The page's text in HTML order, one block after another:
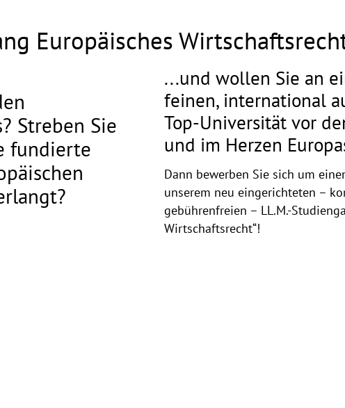
Europäisches
Streben Sie
fundierte
...und wollen Sie an
feinen, international
Top-Universität vor
und im Herzen
Dann bewerben Sie sich um
unserem neu eingerichteten –
gebührenfreien – LL.M.-
Wirtschaftsrecht“!